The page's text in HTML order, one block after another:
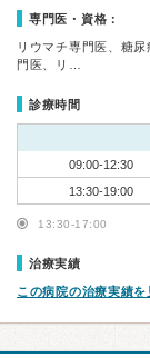
専門医・資格：
リウマチ専門医、糖
門医、リ…
診療時間
09:00-12:30
13:30-19:00
13:30-17:00
治療実績
この病院の治療実績を